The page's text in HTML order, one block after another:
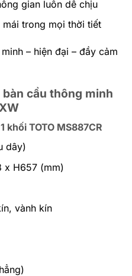
gian luôn dễ chịu
trong mọi thời tiết
– hiện đại – đầy cảm
cầu thông minh
khối TOTO MS887CR
dây)
x H657 (mm)
vành kín